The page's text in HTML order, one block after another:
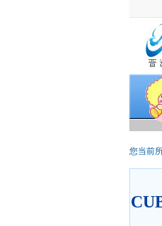
您当前